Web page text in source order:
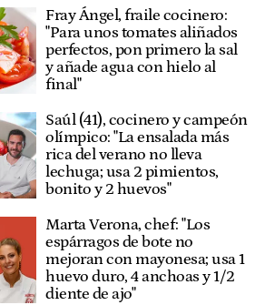
Fray Ángel, fraile cocinero:
"Para unos tomates aliñados
perfectos, pon primero la sal
y añade agua con hielo al
final"
Saúl (41), cocinero y campeón
olímpico: "La ensalada más
rica del verano no lleva
lechuga; usa 2 pimientos,
bonito y 2 huevos"
Marta Verona, chef: "Los
espárragos de bote no
mejoran con mayonesa; usa 1
huevo duro, 4 anchoas y 1/2
diente de ajo"